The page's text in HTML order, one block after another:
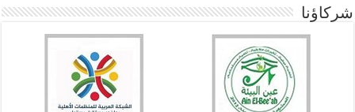
شركاؤنا